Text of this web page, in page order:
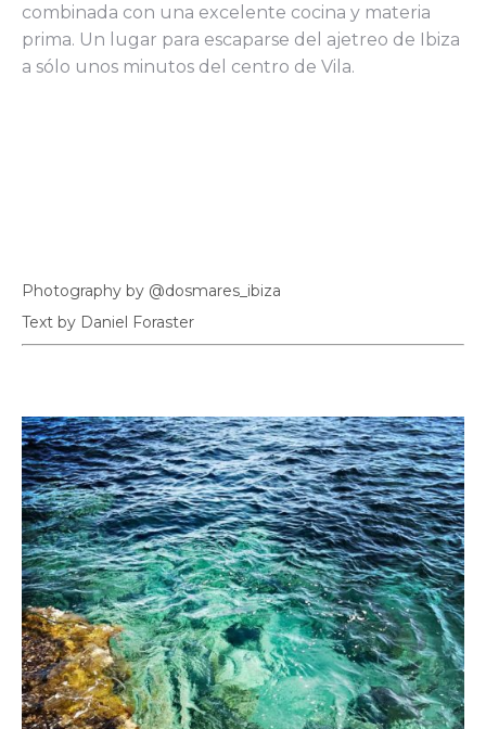
combinada con una excelente cocina y materia
prima. Un lugar para escaparse del ajetreo de Ibiza
a sólo unos minutos del centro de Vila.
Photography by @dosmares_ibiza
Text by Daniel Foraster